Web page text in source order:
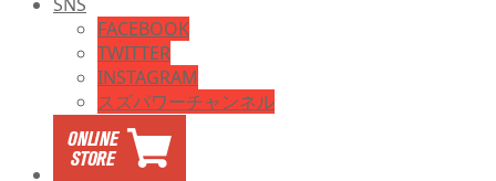
FACEBOOK
TWITTER
INSTAGRAM
スズパワーチャンネル